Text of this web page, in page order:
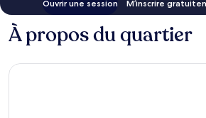
Ouvrir une session M’inscrire
À propos du quartier